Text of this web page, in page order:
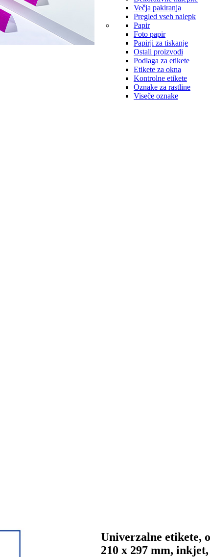
Večja pakiranja
Pregled vseh nalepk
Papir
Foto papir
Papirji za tiskanje
Ostali proizvodi
Podlaga za etikete
Etikete za okna
Kontrolne etikete
Oznake za rastline
Viseče oznake
Univerzalne etikete,
210 x 297 mm,